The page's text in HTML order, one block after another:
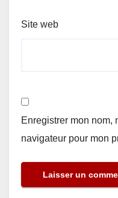
Site web
Enregistrer mon nom,
navigateur pour mon